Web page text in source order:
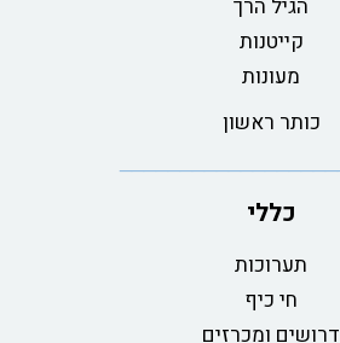
הגיל הרך
קייטנות
מעונות
כותר ראשון
כללי
תערוכות
חי כיף
דרושים ומכרזים